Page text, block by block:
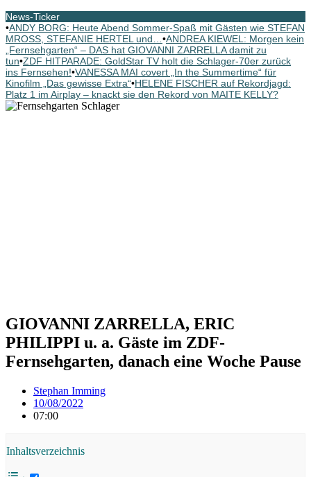
News-Ticker
•ANDY BORG: Heute Abend Sommer-Spaß mit Gästen wie STEFAN
MROSS, STEFANIE HERTEL und… •ANDREA KIEWEL: Morgen kein
„Fernsehgarten“ – DAS hat GIOVANNI ZARRELLA damit zu
tun•ZDF HITPARADE: GoldStar TV holt die Schlager-70er zurück
ins Fernsehen!•VANESSA MAI covert „In the Summertime“ für
Kinofilm „Das gewisse Extra“•HELENE FISCHER auf Rekordjagd:
Platz 1 im Airplay – knackt sie den Rekord von MAITE KELLY?
GIOVANNI ZARRELLA, ERIC
PHILIPPI u. a. Gäste im ZDF-
Fernsehgarten, danach eine Woche Pause
Stephan Imming
10/08/2022
07:00
Inhaltsverzeichnis